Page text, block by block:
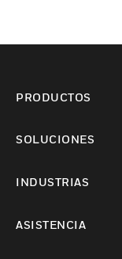
PRODUCTOS
SOLUCIONES
INDUSTRIAS
ASISTENCIA